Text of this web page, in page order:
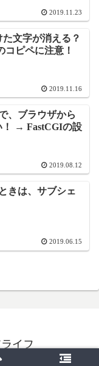
2019.11.23
文字が消える？
コピペに注意！
2019.11.16
、ブラウザから
！ → FastCGIの設
2019.08.12
きは、サブシェ
2019.06.15
イフ
イフ.